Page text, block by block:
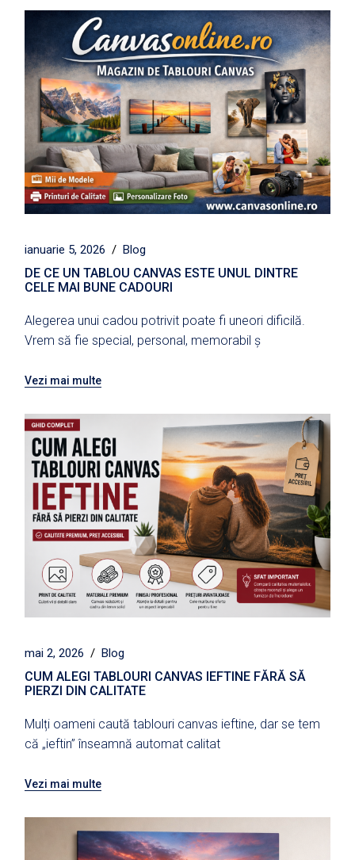
ianuarie 5, 2026 Blog
DE CE UN TABLOU CANVAS ESTE UNUL DINTRE
CELE MAI BUNE CADOURI
Alegerea unui cadou potrivit poate fi uneori dificilă.
Vrem să fie special, personal, memorabil ș
Vezi mai multe
mai 2, 2026 Blog
CUM ALEGI TABLOURI CANVAS IEFTINE FĂRĂ SĂ
PIERZI DIN CALITATE
Mulți oameni caută tablouri canvas ieftine, dar se tem
că „ieftin” înseamnă automat calitat
Vezi mai multe